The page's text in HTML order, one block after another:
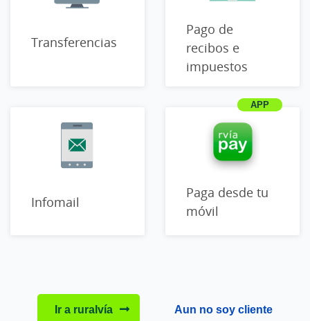
Transferencias
Pago de
recibos e
impuestos
Infomail
Paga desde tu
móvil
Ir a ruralvía Aun no soy cliente